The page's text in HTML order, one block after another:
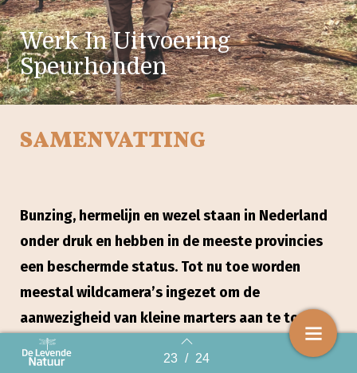
Back to index 23 / 24
Werk In Uitvoering
Speurhonden
SAMENVATTING
Bunzing, hermelijn en wezel staan in Nederland
onder druk en hebben in de meeste provincies
een beschermde status. Tot nu toe worden
meestal wildcamera’s ingezet om de
aanwezigheid van kleine marters aan te tonen.
De cameramethodiek is echter tijdrovend,
bewerkelijk en niet 100 % betrouwbaar. Dit